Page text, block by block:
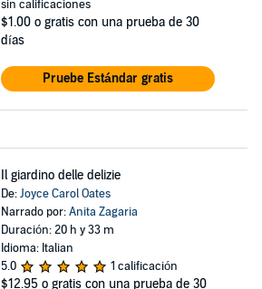
sin calificaciones
$1.00 o gratis con una prueba de 30
días
Pruebe Estándar gratis
Il giardino delle delizie
De:Joyce Carol Oates
Narrado por:Anita Zagaria
Duración: 20 h y 33 m
Idioma: Italian
5.0
1 calificación
$12.95 o gratis con una prueba de 30